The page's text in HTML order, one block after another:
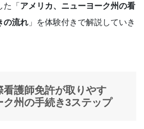
「 アメリカ、ニューヨーク州の看
の流れ 」を体験付きで解説していき
看護師免許が取りやす
ク州の手続き3ステップ